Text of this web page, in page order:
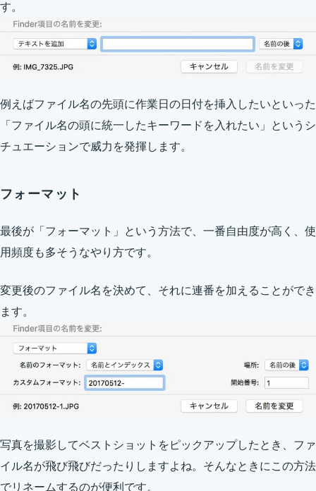
す。
例えばファイル名の先頭に作業日の日付を挿入したいといった
「ファイル名の頭に統一したキーワードを入れたい」というシ
チュエーションで威力を発揮します。
フォーマット
最後が「フォーマット」という方法で、一番自由度が高く、使
用頻度も多そうなやり方です。
変更後のファイル名を決めて、それに連番を加えることができ
ます。
写真を撮影してベストショットをピックアップしたとき、ファ
イル名が飛び飛びだったりしますよね。そんなときにこの方法
でリネームするのが便利です。